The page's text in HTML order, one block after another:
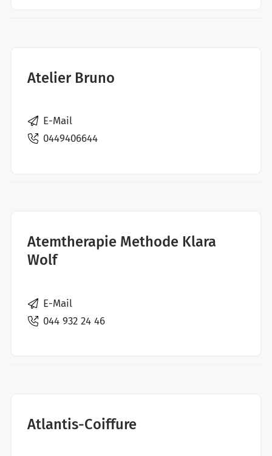
Atelier Bruno
E-Mail
0449406644
Atemtherapie Methode Klara
Wolf
E-Mail
044 932 24 46
Atlantis-Coiffure